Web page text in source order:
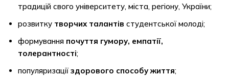
традицій свого університету, міста, регіону, України;
розвитку творчих талантів студентської молоді;
формування почуття гумору, емпатії,
толерантності;
популяризаціїздорового способу життя;